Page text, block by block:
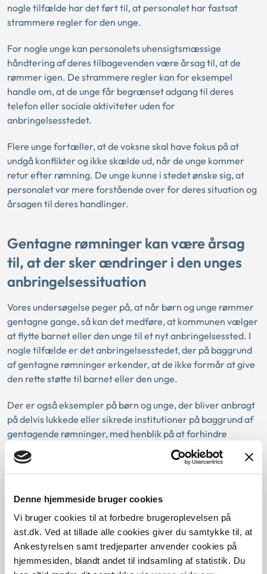
Denne hjemmeside bruger cookies
Vi bruger cookies til at forbedre brugeroplevelsen på
ast.dk. Ved at tillade alle cookies giver du samtykke til, at
Ankestyrelsen samt tredjeparter anvender cookies på
hjemmesiden, blandt andet til indsamling af statistik. Du
nogle tilfælde har det ført til, at personalet har fastsat
strammere regler for den unge.
For nogle unge kan personalets uhensigtsmæssige
håndtering af deres tilbagevenden være årsag til, at de
rømmer igen. De strammere regler kan for eksempel
handle om, at de unge får begrænset adgang til deres
telefon eller sociale aktiviteter uden for
anbringelsesstedet.
Flere unge fortæller, at de voksne skal have fokus på at
undgå konflikter og ikke skælde ud, når de unge kommer
retur efter rømning. De unge kunne i stedet ønske sig, at
personalet var mere forstående over for deres situation og
årsagen til deres handlinger.
Gentagne rømninger kan være årsag
til, at der sker ændringer i den unges
anbringelsessituation
Vores undersøgelse peger på, at når børn og unge rømmer
gentagne gange, så kan det medføre, at kommunen vælger
at flytte barnet eller den unge til et nyt anbringelsessted. I
nogle tilfælde er det anbringelsesstedet, der på baggrund
af gentagne rømninger erkender, at de ikke formår at give
den rette støtte til barnet eller den unge.
Der er også eksempler på børn og unge, der bliver anbragt
på delvis lukkede eller sikrede institutioner på baggrund af
gentagende rømninger, med henblik på at forhindre
fremtidig rømning.
havne i udsatte situationer
I undersøgelsen ser vi, at børn og unge kan komme i udsatte
situationer, når de rømmer. Det handler blandt andet om,
at de kan være i risiko for at blive udsat for seksuelle